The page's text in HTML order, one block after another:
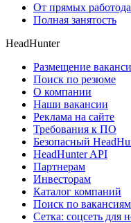
От прямых
Полная занятость
HeadHunter
Размещение
Поиск по резюме
О компании
Наши вакансии
Реклама на сайте
Требования к ПО
Безопасный
HeadHunter API
Партнерам
Инвесторам
Каталог компаний
Поиск по
Сетка: соцсеть для